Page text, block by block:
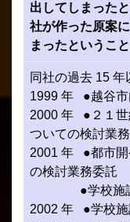
出してしまった
社が作った原案
まったというこ
同社の過去 15 年
1999 年 ●越谷市
2000 年 ●２１世
ついての検討業務
2001 年 ●都市開
の検討業務委託
●学校施設整
2002 年 ●学校施